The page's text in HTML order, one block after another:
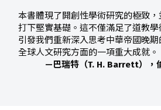
本書體現了開創性學術研究的極致
打下堅實基礎。這不僅滿足了道教
引發我們重新深入思考中華帝國晚
全球人文研究方面的一項重大成就。
—巴瑞特（T. H. Barrett），